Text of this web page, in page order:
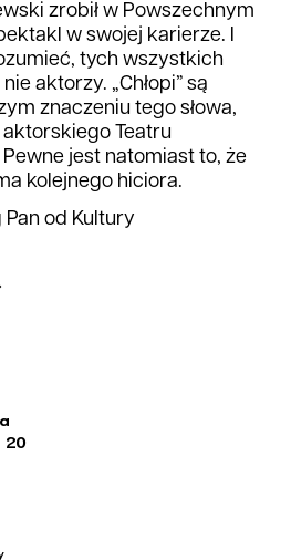
zrobił w Powszechnym
w swojej karierze. I
tych wszystkich
aktorzy. „Chłopi” są
znaczeniu tego słowa,
Teatru
jest natomiast to, że
kolejnego hiciora.
od Kultury
20